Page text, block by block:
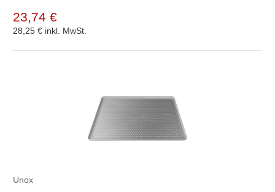
23,74 €
28,25 € inkl. MwSt.
Unox